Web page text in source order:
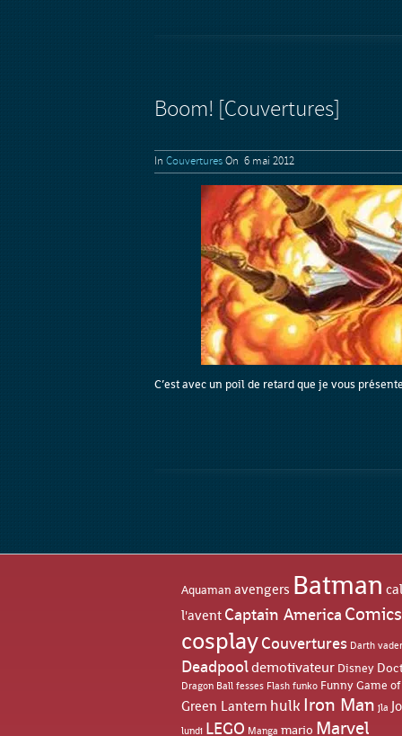
Boom! [Couvertures]
In Couvertures On 6 mai 2012
C’est avec un poil de retard que je vous
Aquaman avengers Batman
l'avent Captain America Comics
cosplayCouvertures Darth vader
Deadpooldemotivateur Disney
Dragon Ball fesses Flash funko FunnyGame
Green Lantern hulk Iron Man jla
lundi LEGO Manga mario Marvel